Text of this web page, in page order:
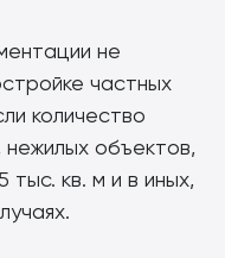
не
частных
количество
объектов,
тыс. кв. м и в иных,